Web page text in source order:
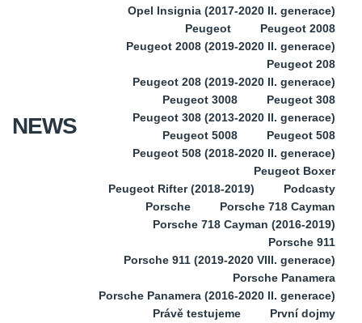
NEWS
Opel Insignia (2017-2020 II. generace)
Peugeot
Peugeot 2008
Peugeot 2008 (2019-2020 II. generace)
Peugeot 208
Peugeot 208 (2019-2020 II. generace)
Peugeot 3008
Peugeot 308
Peugeot 308 (2013-2020 II. generace)
Peugeot 5008
Peugeot 508
Peugeot 508 (2018-2020 II. generace)
Peugeot Boxer
Peugeot Rifter (2018-2019)
Podcasty
Porsche
Porsche 718 Cayman
Porsche 718 Cayman (2016-2019)
Porsche 911
Porsche 911 (2019-2020 VIII. generace)
Porsche Panamera
Porsche Panamera (2016-2020 II. generace)
Právě testujeme
První dojmy